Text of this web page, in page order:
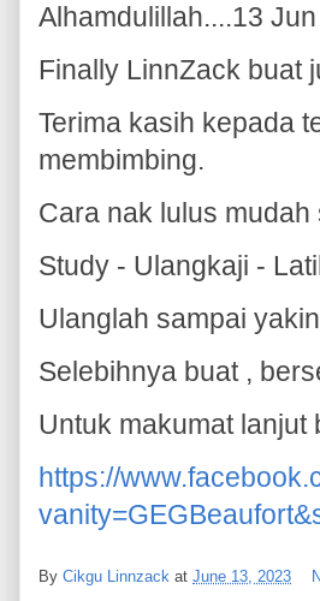
Alhamdulillah....13
Finally LinnZack buat
Terima kasih kepada
membimbing.
Cara nak lulus mudah
Study - Ulangkaji -
Ulanglah sampai
Selebihnya buat ,
Untuk makumat
https://
By Cikgu Linnzack at June 13, 2023